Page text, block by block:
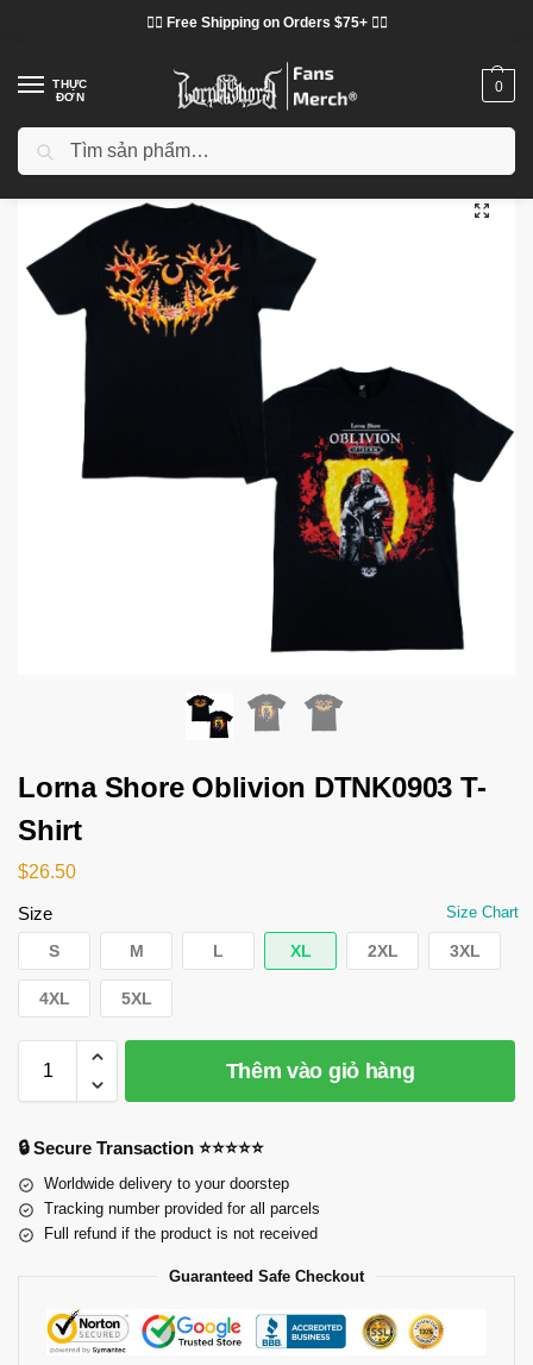
❤️‍🔥 Free Shipping on Orders $75+ ❤️‍🔥
THỰC
ĐƠN
0
Trang chủ / Cửa hàng / Lorna Shore vải
Lorna Shore Oblivion DTNK0903 T-
Shirt
$26.50
Size Size Chart
S M L XL 2XL 3XL
4XL 5XL
Thêm vào giỏ hàng
🔒 Secure Transaction ⭐⭐⭐⭐⭐
Worldwide delivery to your doorstep
Tracking number provided for all parcels
Full refund if the product is not received
Guaranteed Safe Checkout